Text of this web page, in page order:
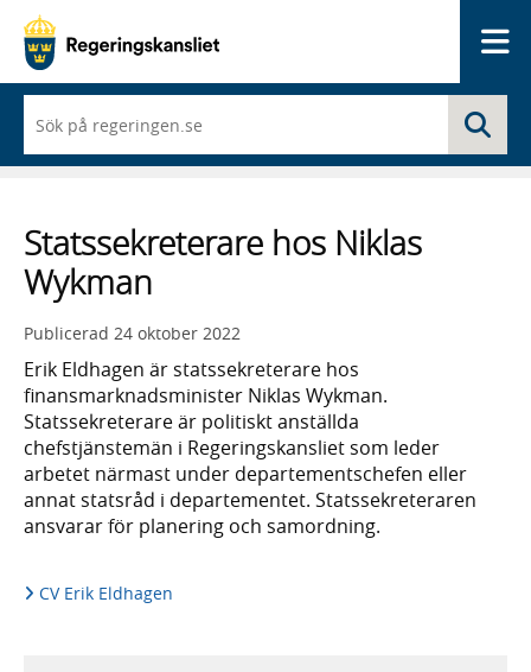
du
börjar
skriva
en
lista
med
sökförslag
Statssekreterare hos Niklas
Wykman
Publicerad 24 oktober 2022
Erik Eldhagen är statssekreterare hos
finansmarknadsminister Niklas Wykman.
Statssekreterare är politiskt anställda
chefstjänstemän i Regeringskansliet som leder
arbetet närmast under departementschefen eller
annat statsråd i departementet. Statssekreteraren
ansvarar för planering och samordning.
CV Erik Eldhagen